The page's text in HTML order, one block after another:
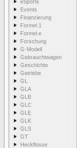
eSports
Events
Finanzierung
Formel 1
Formel e
Forschung
G-Modell
Gebrauchtwagen
Geschichte
Getriebe
GL
GLA
GLB
GLC
GLE
GLK
GLS
GT
Heckflosse